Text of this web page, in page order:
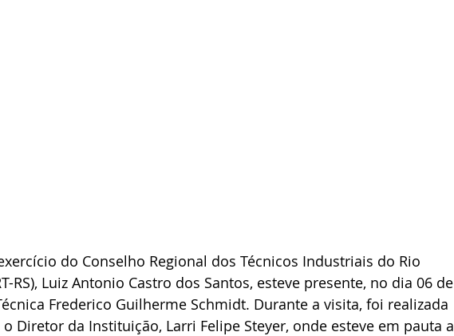
do Conselho Regional dos Técnicos Industriais do Rio
RS), Luiz Antonio Castro dos Santos, esteve presente, no dia 06 de
Frederico Guilherme Schmidt. Durante a visita, foi realizada
Diretor da Instituição, Larri Felipe Steyer, onde esteve em pauta a